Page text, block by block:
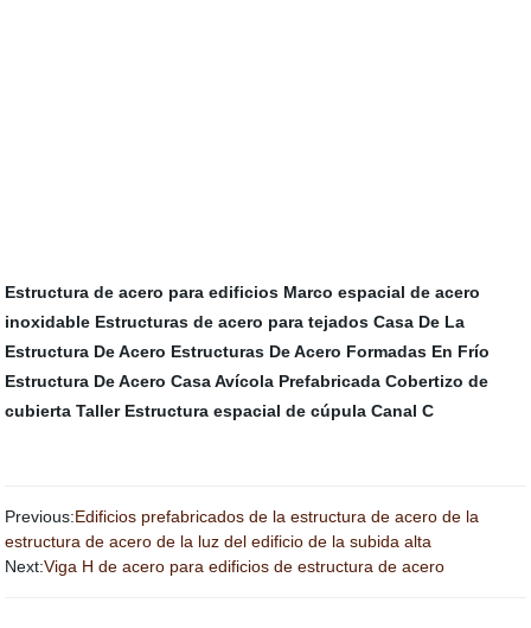
Estructura de acero para edificios Marco espacial de acero
inoxidable Estructuras de acero para tejados Casa De La
Estructura De Acero Estructuras De Acero Formadas En Frío
Estructura De Acero Casa Avícola Prefabricada Cobertizo de
cubierta Taller Estructura espacial de cúpula Canal C
Previous:Edificios prefabricados de la estructura de acero de la
estructura de acero de la luz del edificio de la subida alta
Next:Viga H de acero para edificios de estructura de acero